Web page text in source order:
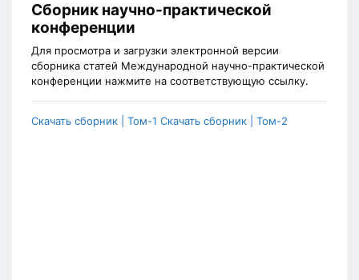
Сборник научно-практической
конференции
Для просмотра и загрузки электронной версии
сборника статей Международной научно-практической
конференции нажмите на соответствующую ссылку.
Скачать сборник | Том-1 Скачать сборник | Том-2